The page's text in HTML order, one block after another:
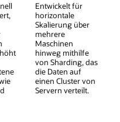
Entwickelt für
horizontale
Skalierung über
mehrere
Maschinen
hinweg mithilfe
von Sharding, das
die Daten auf
einen Cluster von
Servern verteilt.